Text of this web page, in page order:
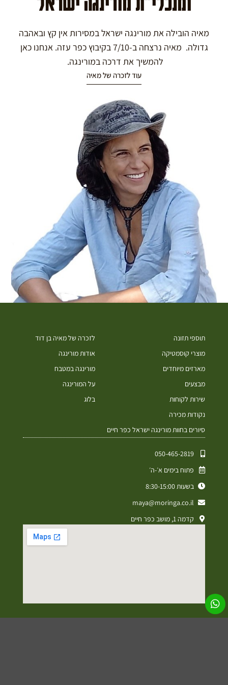
מאיה הובילה את מורינגה ישראל במסירות אין קץ ובאהבה
גדולה. מאיה נרצחה ב-7/10 בקיבוץ כפר עזה. אנחנו כאן
להמשיך את דרכה במורינגה.
עוד לזכרה של מאיה
תוספי תזונה
מוצרי קוסמטיקה
מארזים מיוחדים
מבצעים
שירות לקוחות
נקודות מכירה
סיורים בחוות מורינגה ישראל כפר חיים
לזכרה של מאיה בן דוד
אודות מורינגה
מורינגה במטבח
על המורינגה
בלוג
050-465-2819⁩
פתוח בימים א׳-ה׳
בשעות 8:30-15:00
maya@moringa.co.il
קדמה 1, מושב כפר חיים